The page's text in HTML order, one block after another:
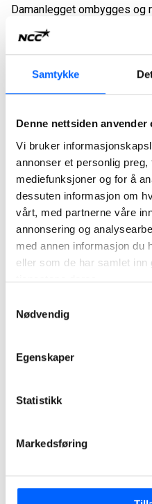
Samtykke
Denne nettsiden anvender
Vi bruker
annonser et personlig
mediefunksjoner og for å
dessuten informasjon om
vårt, med partnerne våre
annonsering og
med annen informasjon du
eller som de har samlet inn
Nødvendig
Egenskaper
Statistikk
Markedsføring
Damanlegget ombygges og
dagens krav til sikkerhet og
NCC har tidligere
utbedringsarbeider ved
annetDammer i Bergen og
Leder Civil West NO, NCC
Send epost